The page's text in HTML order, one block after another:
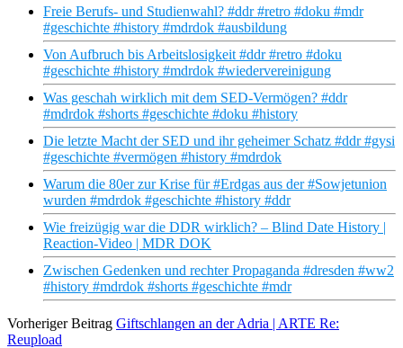
Freie Berufs- und Studienwahl? #ddr #retro #doku #mdr
#geschichte #history #mdrdok #ausbildung
Von Aufbruch bis Arbeitslosigkeit #ddr #retro #doku
#geschichte #history #mdrdok #wiedervereinigung
Was geschah wirklich mit dem SED-Vermögen? #ddr
#mdrdok #shorts #geschichte #doku #history
Die letzte Macht der SED und ihr geheimer Schatz #ddr #gysi
#geschichte #vermögen #history #mdrdok
Warum die 80er zur Krise für #Erdgas aus der #Sowjetunion
wurden #mdrdok #geschichte #history #ddr
Wie freizügig war die DDR wirklich? – Blind Date History |
Reaction‑Video | MDR DOK
Zwischen Gedenken und rechter Propaganda #dresden #ww2
#history #mdrdok #shorts #geschichte #mdr
Vorheriger Beitrag Giftschlangen an der Adria | ARTE Re:
Reupload